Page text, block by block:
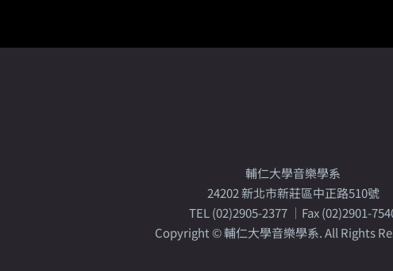
輔仁大學音樂學系
24202 新北市新莊區中正路510號
TEL (02)2905-2377 │Fax (02)2901-
Copyright © 輔仁大學音樂學系. All Rights